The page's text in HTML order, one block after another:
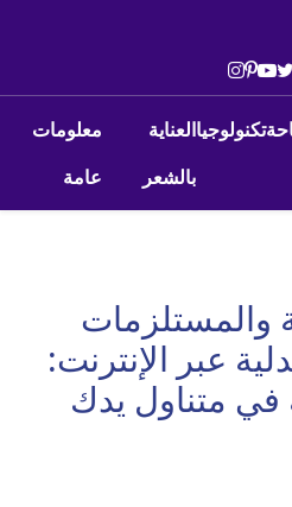
تكنولوجياالعناية
بالشعر
معلومات
عامة
والمستلزمات
عبر الإنترنت:
في متناول يدك